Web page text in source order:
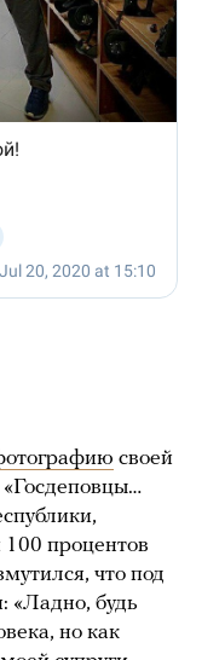
своей
100 процентов
что под
«Ладно, будь
но как